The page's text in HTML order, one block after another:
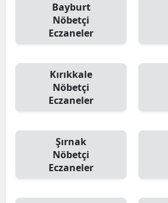
Bayburt
Nöbetçi
Eczaneler
Kırıkkale
Nöbetçi
Eczaneler
Şırnak
Nöbetçi
Eczaneler